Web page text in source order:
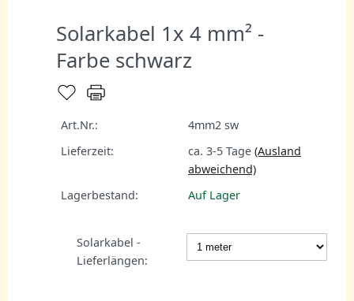
Solarkabel 1x 4 mm² -
Farbe schwarz
Art.Nr.:
4mm2 sw
Lieferzeit:
ca. 3-5 Tage (Ausland
abweichend)
Lagerbestand:
Auf Lager
Solarkabel -
Lieferlängen: